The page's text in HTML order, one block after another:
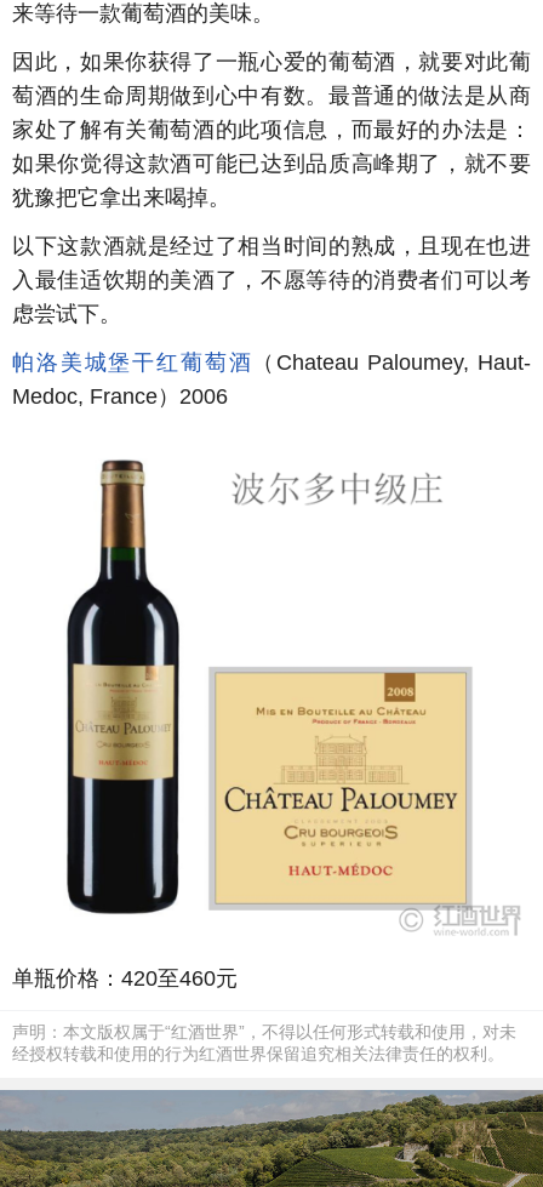
来等待一款葡萄酒的美味。
因此，如果你获得了一瓶心爱的葡萄酒，就要对此葡
萄酒的生命周期做到心中有数。最普通的做法是从商
家处了解有关葡萄酒的此项信息，而最好的办法是：
如果你觉得这款酒可能已达到品质高峰期了，就不要
犹豫把它拿出来喝掉。
以下这款酒就是经过了相当时间的熟成，且现在也进
入最佳适饮期的美酒了，不愿等待的消费者们可以考
虑尝试下。
帕洛美城堡干红葡萄酒
（Chateau Paloumey, Haut-
Medoc, France）2006
单瓶价格：420至460元
声明：本文版权属于“红酒世界”，不得以任何形式转载和使用，对未
经授权转载和使用的行为红酒世界保留追究相关法律责任的权利。